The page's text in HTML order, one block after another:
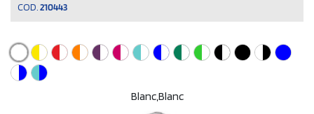
COD. 210443
Blanc,Blanc